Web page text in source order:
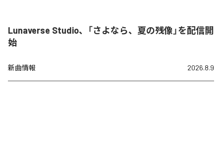
Lunaverse Studio、「さよなら、夏の残像」を配信開
始
新曲情報 2026.8.9